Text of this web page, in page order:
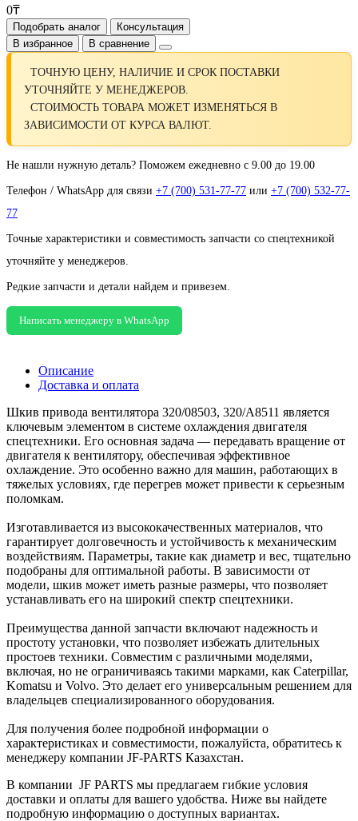
0₸
Подобрать аналог
Консультация
В избранное
В сравнение
ТОЧНУЮ ЦЕНУ, НАЛИЧИЕ И СРОК ПОСТАВКИ
УТОЧНЯЙТЕ У МЕНЕДЖЕРОВ.
СТОИМОСТЬ ТОВАРА МОЖЕТ ИЗМЕНЯТЬСЯ В
ЗАВИСИМОСТИ ОТ КУРСА ВАЛЮТ.
Не нашли нужную деталь? Поможем ежедневно с 9.00 до 19.00
Телефон / WhatsApp для связи +7 (700) 531-77-77 или +7 (700) 532-77-
77
Точные характеристики и совместимость запчасти со спецтехникой
уточняйте у менеджеров.
Редкие запчасти и детали найдем и привезем.
Написать менеджеру в WhatsApp
Описание
Доставка и оплата
Шкив привода вентилятора 320/08503, 320/A8511 является
ключевым элементом в системе охлаждения двигателя
спецтехники. Его основная задача — передавать вращение от
двигателя к вентилятору, обеспечивая эффективное
охлаждение. Это особенно важно для машин, работающих в
тяжелых условиях, где перегрев может привести к серьезным
поломкам.
Изготавливается из высококачественных материалов, что
гарантирует долговечность и устойчивость к механическим
воздействиям. Параметры, такие как диаметр и вес, тщательно
подобраны для оптимальной работы. В зависимости от
модели, шкив может иметь разные размеры, что позволяет
устанавливать его на широкий спектр спецтехники.
Преимущества данной запчасти включают надежность и
простоту установки, что позволяет избежать длительных
простоев техники. Совместим с различными моделями,
включая, но не ограничиваясь такими марками, как Caterpillar,
Komatsu и Volvo. Это делает его универсальным решением для
владельцев специализированного оборудования.
Для получения более подробной информации о
характеристиках и совместимости, пожалуйста, обратитесь к
менеджеру компании JF-PARTS Казахстан.
В компании JF PARTS мы предлагаем гибкие условия
доставки и оплаты для вашего удобства. Ниже вы найдете
подробную информацию о доступных вариантах.